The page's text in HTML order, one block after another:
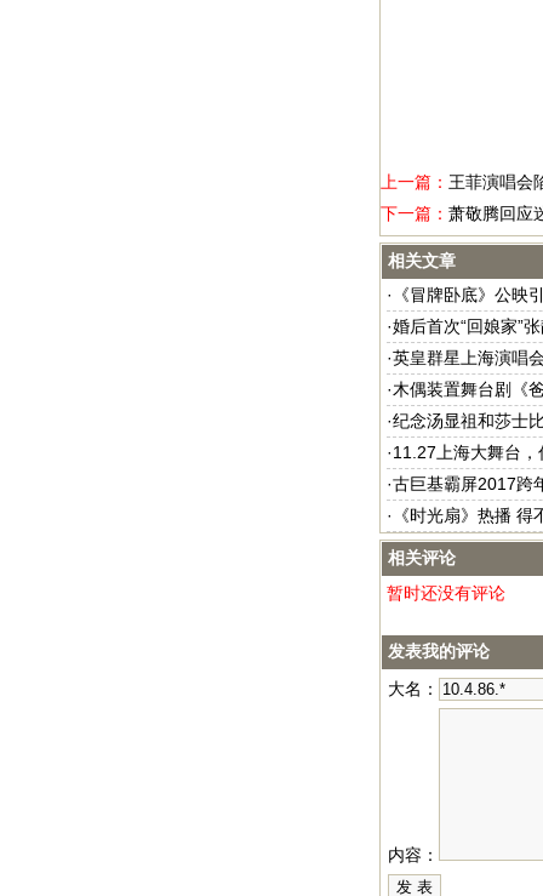
上一篇： 王菲演唱会
下一篇： 萧敬腾回应
相关文章
·
《冒牌卧底》公映
·婚后首次“回娘家”
·英皇群星上海演唱
·木偶装置舞台剧《
·纪念汤显祖和莎士
·11.27上海大舞台
·古巨基霸屏2017跨
·
《时光扇》热播
相关评论
暂时还没有评论
发表我的评论
大名：
内容：